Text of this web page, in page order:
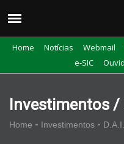
Home Notícias Webmail
e-SIC
Investimentos /
Home - Investimentos -